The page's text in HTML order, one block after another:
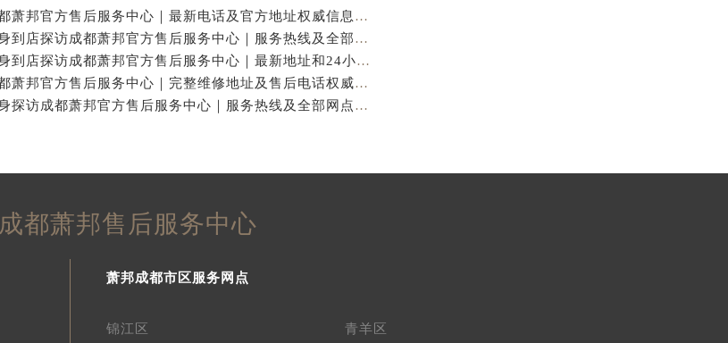
成都萧邦官方售后服务中心｜最新电话及官方地址权威信息公示（2026年7月最新）
亲身到店探访成都萧邦官方售后服务中心｜服务热线及全部网点地址（2026年7月最新）
亲身到店探访成都萧邦官方售后服务中心｜最新地址和24小时售后电话（2026年7月最新）
成都萧邦官方售后服务中心｜完整维修地址及售后电话权威信息公示（2026年7月最新）
亲身探访成都萧邦官方售后服务中心｜服务热线及全部网点地址（2026年7月最新）
成都萧邦售后服务中心
萧邦成都市区服务网点
锦江区 青羊区